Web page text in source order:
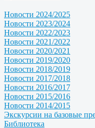
Новости 2024/2025
Новости 2023/2024
Новости 2022/2023
Новости 2021/2022
Новости 2020/2021
Новости 2019/2020
Новости 2018/2019
Новости 2017/2018
Новости 2016/2017
Новости 2015/2016
Новости 2014/2015
Экскурсии на базовые
Библиотека